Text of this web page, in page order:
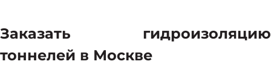
Заказать гидроизоляцию
тоннелей в Москве